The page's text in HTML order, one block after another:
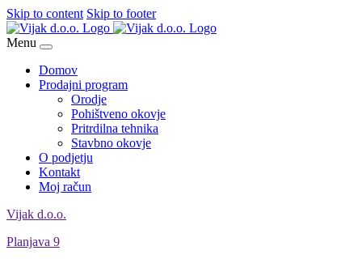
Skip to content Skip to footer
Menu
Domov
Prodajni program
Orodje
Pohištveno okovje
Pritrdilna tehnika
Stavbno okovje
O podjetju
Kontakt
Moj račun
Vijak d.o.o.
Planjava 9